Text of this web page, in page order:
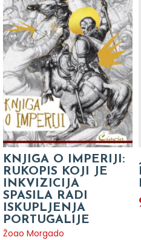
KNJIGA O IMPERIJI:
RUKOPIS KOJI JE
INKVIZICIJA
SPASILA RADI
ISKUPLJENJA
PORTUGALIJE
Žoao Morgado